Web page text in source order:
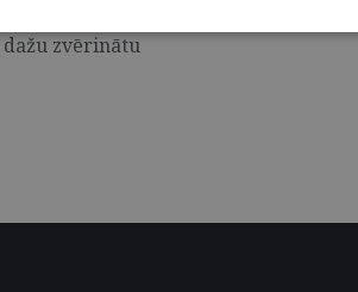
Jāņa
zvērinātu